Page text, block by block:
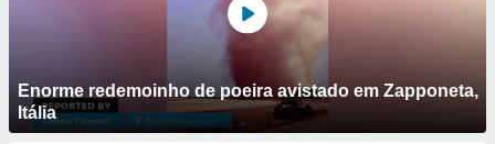
Enorme redemoinho de poeira avistado em Zapponeta,
Itália